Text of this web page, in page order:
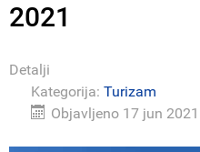
2021
Detalji
Kategorija: Turizam
Objavljeno 17 jun 2021